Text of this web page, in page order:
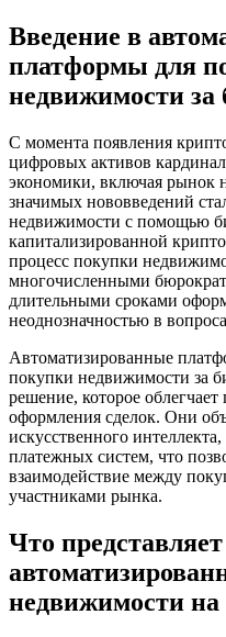
Введение в
платформы для
недвижимости
С момента появления
цифровых активов
экономики, включая
значимых нововведений
недвижимости с помощью
капитализированной
процесс покупки
многочисленными
длительными сроками
неоднозначностью в
Автоматизированные
покупки недвижимости за
решение, которое
оформления сделок. Они
искусственного
платежных систем, что
взаимодействие между
участниками рынка.
Что
недвижимости на